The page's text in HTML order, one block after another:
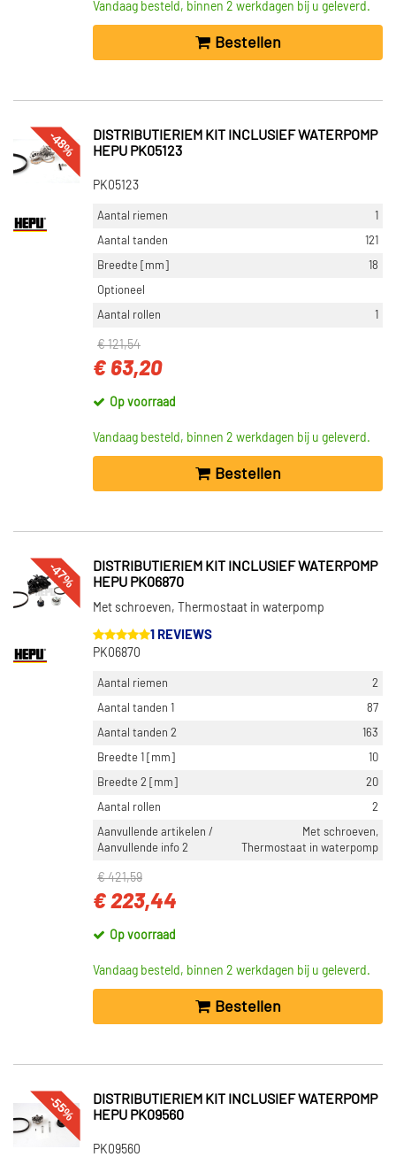
Vandaag besteld, binnen 2 werkdagen bij u geleverd.
Bestellen
-48%
DISTRIBUTIERIEM KIT INCLUSIEF WATERPOMP
HEPU PK05123
PK05123
Aantal riemen
1
Aantal tanden
121
Breedte [mm]
18
Optioneel
Aantal rollen
1
€ 121,54
€ 63,20
Op voorraad
Vandaag besteld, binnen 2 werkdagen bij u geleverd.
Bestellen
-47%
DISTRIBUTIERIEM KIT INCLUSIEF WATERPOMP
HEPU PK06870
Met schroeven, Thermostaat in waterpomp
1 REVIEWS
PK06870
Aantal riemen
2
Aantal tanden 1
87
Aantal tanden 2
163
Breedte 1 [mm]
10
Breedte 2 [mm]
20
Aantal rollen
2
Aanvullende artikelen /
Aanvullende info 2
Met schroeven,
Thermostaat in waterpomp
€ 421,59
€ 223,44
Op voorraad
Vandaag besteld, binnen 2 werkdagen bij u geleverd.
Bestellen
-55%
DISTRIBUTIERIEM KIT INCLUSIEF WATERPOMP
HEPU PK09560
PK09560